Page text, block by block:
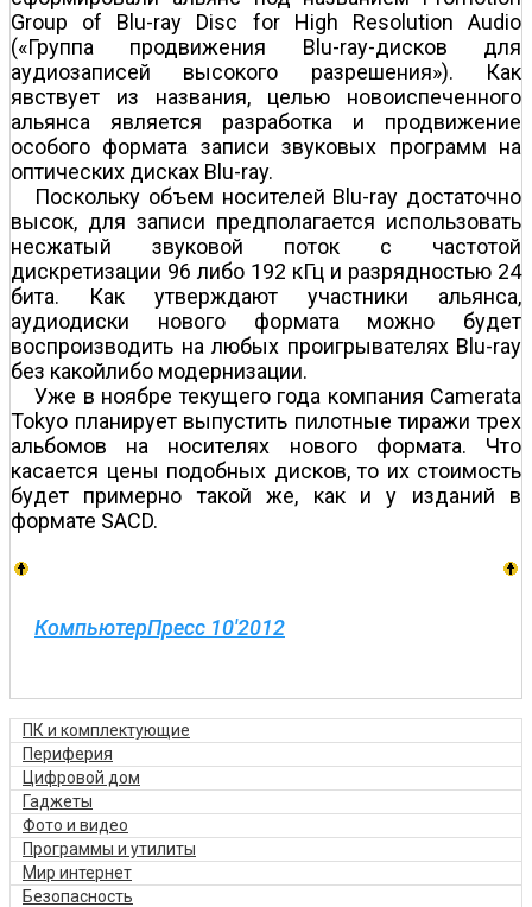
Group of Blu-ray Disc for High Resolution Audio
(«Группа продвижения Blu-ray-дисков для
аудиозаписей высокого разрешения»). Как
явствует из названия, целью новоиспеченного
альянса является разработка и продвижение
особого формата записи звуковых программ на
оптических дисках Blu-ray.
Поскольку объем носителей Blu-ray достаточно
высок, для записи предполагается использовать
несжатый звуковой поток с частотой
дискретизации 96 либо 192 кГц и разрядностью 24
бита. Как утверждают участники альянса,
аудиодиски нового формата можно будет
воспроизводить на любых проигрывателях Blu-ray
без какой­либо модернизации.
Уже в ноябре текущего года компания Camerata
Tokyo планирует выпустить пилотные тиражи трех
альбомов на носителях нового формата. Что
касается цены подобных дисков, то их стоимость
будет примерно такой же, как и у изданий в
формате SACD.
КомпьютерПресс 10'2012
ПК и комплектующие
Периферия
Цифровой дом
Гаджеты
Фото и видео
Программы и утилиты
Мир интернет
Безопасность